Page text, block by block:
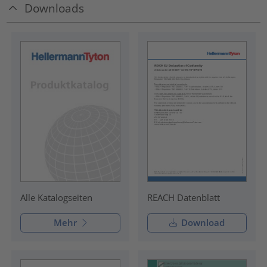
Downloads
Alle Katalogseiten
Mehr
REACH Datenblatt
Download